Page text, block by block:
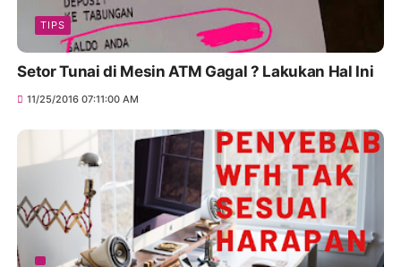
TIPS
Setor Tunai di Mesin ATM Gagal ? Lakukan Hal Ini
11/25/2016 07:11:00 AM